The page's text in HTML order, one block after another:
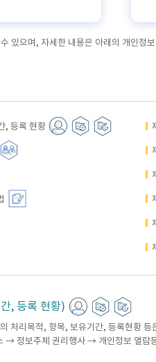
있으며, 자세한 내용은 아래의 개인정
, 등록 현황
, 등록 현황)
처리목적, 항목, 보유기간, 등록현황 등
정보주체 권리행사 → 개인정보 열람